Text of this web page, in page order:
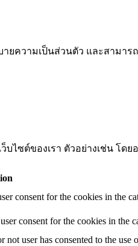
ความเป็นส่วนตัว และสามาร
ว็บไซต์ของเรา ตัวอย่างเช่น
consent for the cookies in the
consent for the cookies in the
user has consented to the use